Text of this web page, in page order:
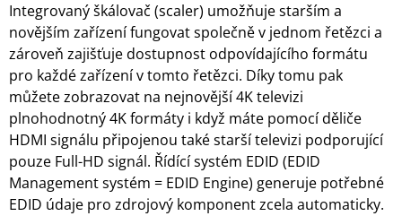
Integrovaný škálovač (scaler) umožňuje starším a
novějším zařízení fungovat společně v jednom řetězci a
zároveň zajišťuje dostupnost odpovídajícího formátu
pro každé zařízení v tomto řetězci. Díky tomu pak
můžete zobrazovat na nejnovější 4K televizi
plnohodnotný 4K formáty i když máte pomocí děliče
HDMI signálu připojenou také starší televizi podporující
pouze Full-HD signál. Řídící systém EDID (EDID
Management systém = EDID Engine) generuje potřebné
EDID údaje pro zdrojový komponent zcela automaticky.